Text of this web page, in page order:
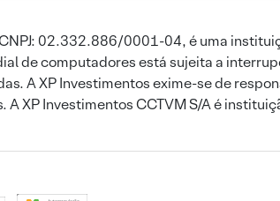
02.332.886/0001-04, é uma
de computadores está sujeita a
A XP Investimentos exime-se de
XP Investimentos CCTVM S/A é